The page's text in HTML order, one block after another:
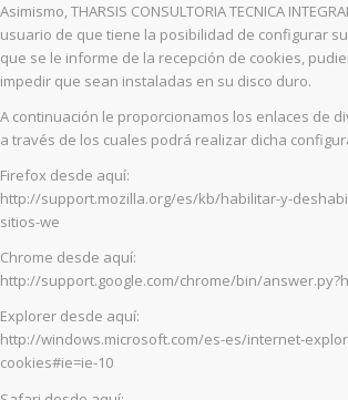
Asimismo, THARSIS CONSULTORIA TECNICA
usuario de que tiene la posibilidad de configurar
que se le informe de la recepción de cookies,
impedir que sean instaladas en su disco duro.
A continuación le proporcionamos los enlaces de
a través de los cuales podrá realizar dicha
Firefox desde aquí:
http://support.mozilla.org/es/kb/habilitar-y-
sitios-we
Chrome desde aquí:
http://support.google.com/chrome/bin/
Explorer desde aquí:
http://windows.microsoft.com/es-es/internet-
cookies#ie=ie-10